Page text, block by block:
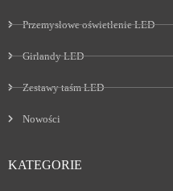
Przemysłowe oświetlenie LED
Girlandy LED
Zestawy taśm LED
Nowości
KATEGORIE